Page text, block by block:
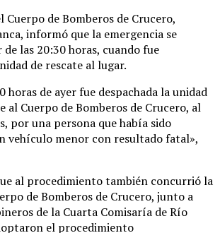
Cuerpo de Bomberos de Crucero,
informó que la emergencia se
las 20:30 horas, cuando fue
de rescate al lugar.
horas de ayer fue despachada la unidad
al Cuerpo de Bomberos de Crucero, al
por una persona que había sido
vehículo menor con resultado fatal»,
al procedimiento también concurrió la
de Bomberos de Crucero, junto a
de la Cuarta Comisaría de Río
el procedimiento